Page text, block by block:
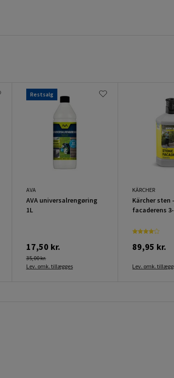
Restsalg
AVA
AVA universalrengøring
1L
17,50 kr.
35,00 kr.
Lev. omk. tillægges
KÄRCHER
Kärcher sten
facaderens
89,95 kr.
Lev. omk.